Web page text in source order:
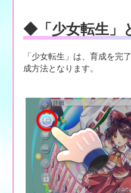
◆「少女転生」
「少女転生」は、育成を完
成方法となります。